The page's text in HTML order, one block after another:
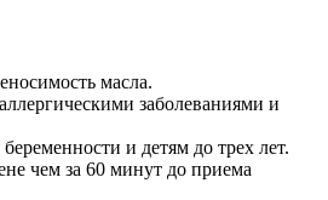
масла.
заболеваниями и
и детям до трех лет.
чем за 60 минут до приема